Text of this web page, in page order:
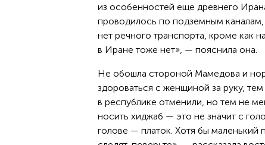
из особенностей еще древнего
проводилось по подземным
нет речного транспорта, кроме как
в Иране тоже нет», — пояснила она.
Не обошла стороной Мамедова и
здороваться с женщиной за руку,
в республике отменили, но тем не
носить хиджаб — это не значит с
голове — платок. Хотя бы